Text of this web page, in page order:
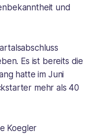
und
Es ist bereits die
hatte im Juni
mehr als 40
Koegler